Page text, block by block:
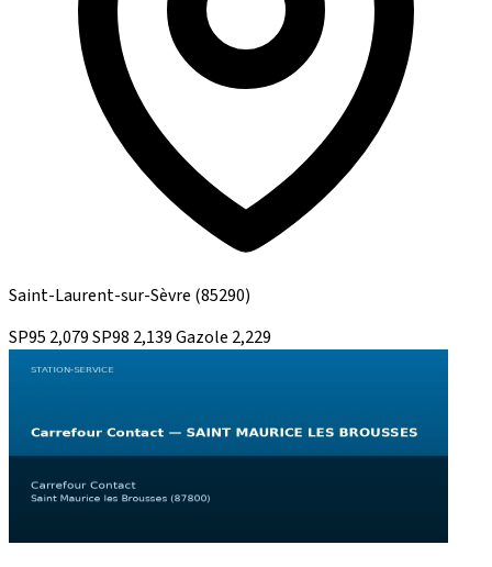
Saint-Laurent-sur-Sèvre (85290)
SP95 2,079SP98 2,139Gazole 2,229